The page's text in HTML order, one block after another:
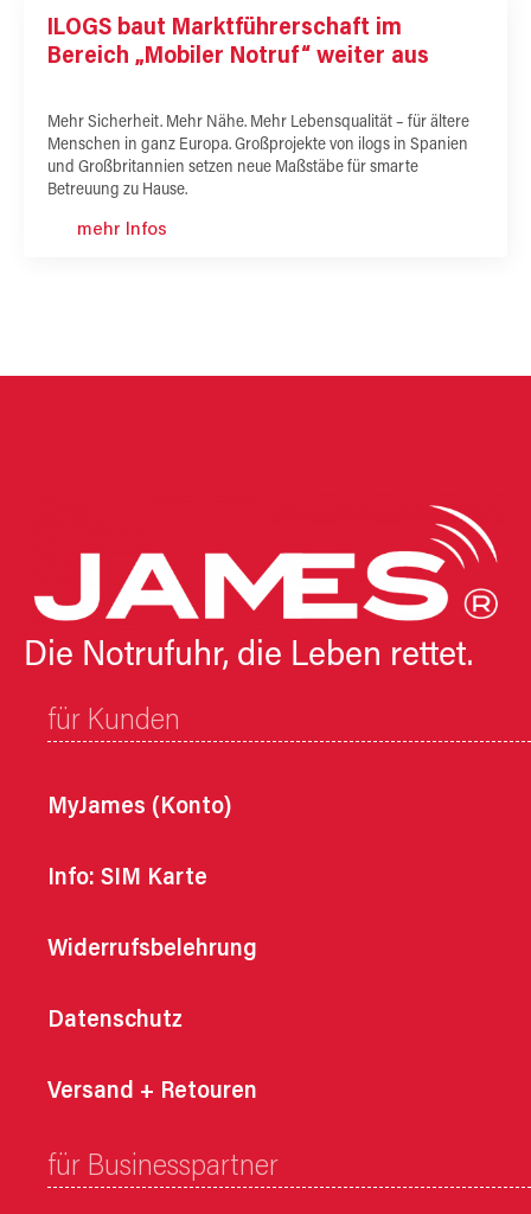
ILOGS baut Marktführerschaft im
Bereich „Mobiler Notruf“ weiter aus
Mehr Sicherheit. Mehr Nähe. Mehr Lebensqualität – für ältere
Menschen in ganz Europa. Großprojekte von ilogs in Spanien
und Großbritannien setzen neue Maßstäbe für smarte
Betreuung zu Hause.
mehr Infos
Die Notrufuhr, die Leben rettet.
für Kunden
MyJames (Konto)
Info: SIM Karte
Widerrufsbelehrung
Datenschutz
Versand + Retouren
für Businesspartner